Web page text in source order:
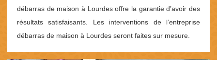
débarras de maison à Lourdes offre la garantie d’avoir des
résultats satisfaisants. Les interventions de l’entreprise
débarras de maison à Lourdes seront faites sur mesure.